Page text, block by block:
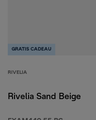
GRATIS CADEAU
RIVELIA
Rivelia Sand Beige